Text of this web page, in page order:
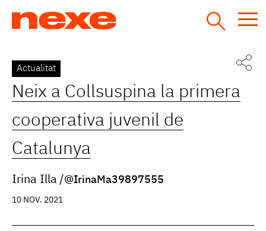
Back
to
top
Actualitat
Neix a Collsuspina la primera
cooperativa juvenil de
Catalunya
Irina Illa @IrinaMa39897555
10 NOV. 2021